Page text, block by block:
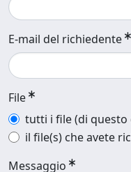
E-mail del richiedente
File
tutti i file (di
il file(s) che avete
Messaggio